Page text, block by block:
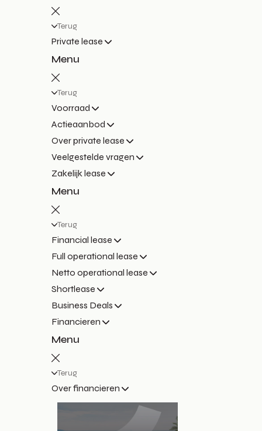
Terug
Private lease
Menu
Terug
Voorraad
Actieaanbod
Over private lease
Veelgestelde vragen
Zakelijk lease
Menu
Terug
Financial lease
Full operational lease
Netto operational lease
Shortlease
Business Deals
Financieren
Menu
Terug
Over financieren